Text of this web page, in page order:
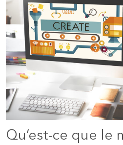
Qu’est-ce que le